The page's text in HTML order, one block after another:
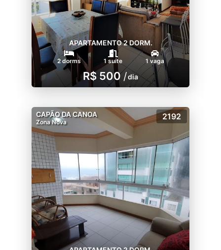
APARTAMENTO 2 DORM.
2 dorms 1 suíte 1 vaga
R$ 500 /dia
CAPÃO DA CANOA
Zona Nova
2192